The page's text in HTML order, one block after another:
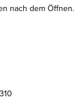
nach dem Öffnen.